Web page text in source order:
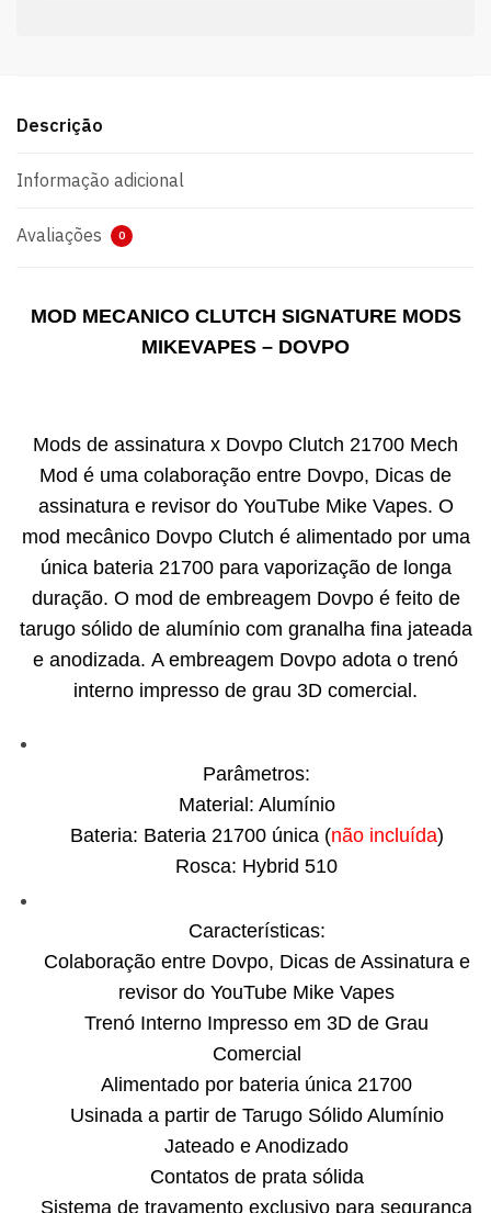
Descrição
Informação adicional
Avaliações 0
MOD MECANICO CLUTCH SIGNATURE MODS
MIKEVAPES – DOVPO
Mods de assinatura x Dovpo Clutch 21700 Mech
Mod é uma colaboração entre Dovpo, Dicas de
assinatura e revisor do YouTube Mike Vapes. O
mod mecânico Dovpo Clutch é alimentado por uma
única bateria 21700 para vaporização de longa
duração. O mod de embreagem Dovpo é feito de
tarugo sólido de alumínio com granalha fina jateada
e anodizada. A embreagem Dovpo adota o trenó
interno impresso de grau 3D comercial.
Parâmetros:
Material: Alumínio
Bateria: Bateria 21700 única (não incluída)
Rosca: Hybrid 510
Características:
Colaboração entre Dovpo, Dicas de Assinatura e
revisor do YouTube Mike Vapes
Trenó Interno Impresso em 3D de Grau
Comercial
Alimentado por bateria única 21700
Usinada a partir de Tarugo Sólido Alumínio
Jateado e Anodizado
Contatos de prata sólida
Sistema de travamento exclusivo para segurança